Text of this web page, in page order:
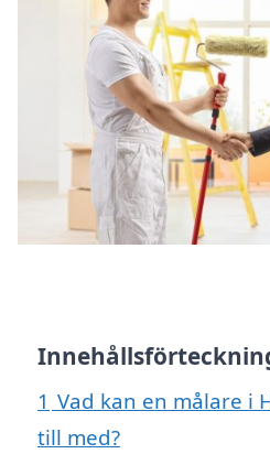
1 Vad kan en målare i
till med?